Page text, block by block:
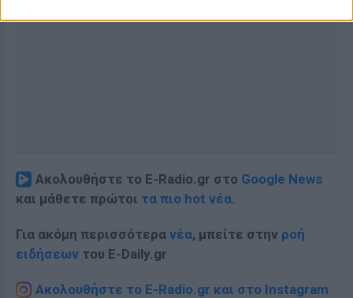
Ακολουθήστε το E-Radio.gr στο Google News
και μάθετε πρώτοι τα πιο hot νέα.
Για ακόμη περισσότερα νέα, μπείτε στην ροή
ειδήσεων του E-Daily.gr
Ακολουθήστε το E-Radio.gr και στο Instagram